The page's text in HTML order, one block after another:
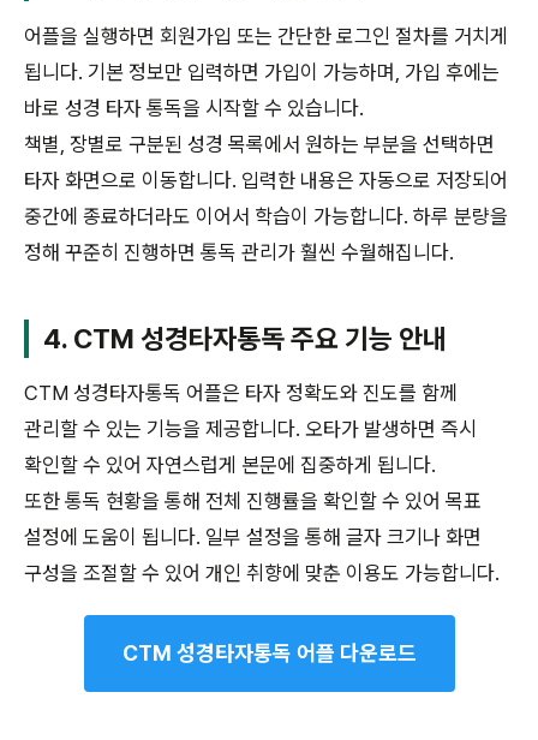
어플을 실행하면 회원가입 또는 간단한 로그인 절차를 거치게
됩니다. 기본 정보만 입력하면 가입이 가능하며, 가입 후에는
바로 성경 타자 통독을 시작할 수 있습니다.
책별, 장별로 구분된 성경 목록에서 원하는 부분을 선택하면
타자 화면으로 이동합니다. 입력한 내용은 자동으로 저장되어
중간에 종료하더라도 이어서 학습이 가능합니다. 하루 분량을
정해 꾸준히 진행하면 통독 관리가 훨씬 수월해집니다.
4. CTM 성경타자통독 주요 기능 안내
CTM 성경타자통독 어플은 타자 정확도와 진도를 함께
관리할 수 있는 기능을 제공합니다. 오타가 발생하면 즉시
확인할 수 있어 자연스럽게 본문에 집중하게 됩니다.
또한 통독 현황을 통해 전체 진행률을 확인할 수 있어 목표
설정에 도움이 됩니다. 일부 설정을 통해 글자 크기나 화면
구성을 조절할 수 있어 개인 취향에 맞춘 이용도 가능합니다.
CTM 성경타자통독 어플 다운로드